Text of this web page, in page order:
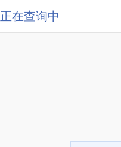
正在查询中